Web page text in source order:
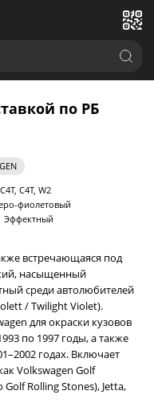
по РБ
C4T, W2
фиолетовый
Эффектный
встречающаяся под
насыщенный
среди автолюбителей
/ Twilight Violet).
для окраски кузовов
по 1997 годы, а также
годах. Включает
Volkswagen Golf
Rolling Stones), Jetta,